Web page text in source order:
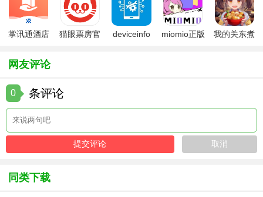
1. 下载并安装小恩爱情侣应用。
2. 注册并登录账号，添加对方的联系方式或邀请对方加入。
3. 在聊天界面输入文字、图片或视频，与对方进行私密沟
4. 使用共享相册功能上传照片或视频，与对方共同记录生活
5. 设置纪念日提醒，确保重要时刻双方都能及时收到通知。
【小恩爱情侣点评】
掌讯通酒店
猫眼票房官
deviceinfo
miomio正版
我的关东煮
网友评论
0 条评论
同类下载